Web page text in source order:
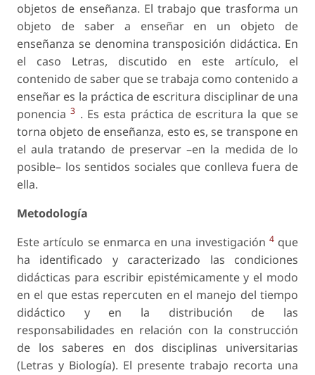
objetos de enseñanza. El trabajo que trasforma un
objeto de saber a enseñar en un objeto de
enseñanza se denominatransposición didáctica. En
el caso Letras, discutido en este artículo, el
contenido de saber que se trabaja como contenido a
enseñar es la práctica de escritura disciplinar de una
ponencia3 . Es esta práctica de escritura la que se
torna objeto de enseñanza, esto es, se transpone en
el aula tratando de preservar –en la medida de lo
posible– los sentidos sociales que conlleva fuera de
ella.
Metodología
Este artículo se enmarca en una investigación 4que
ha identificado y caracterizado las condiciones
didácticas para escribir epistémicamente y el modo
en el que estas repercuten en el manejo del tiempo
didáctico y en la distribución de las
responsabilidades en relación con la construcción
de los saberes en dos disciplinas universitarias
(Letras y Biología). El presente trabajo recorta una